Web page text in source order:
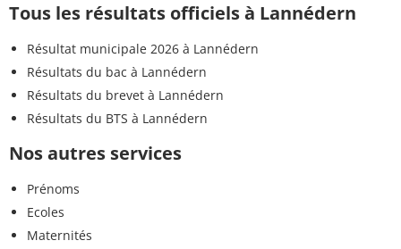
Tous les résultats officiels à Lannédern
Résultat municipale 2026 à Lannédern
Résultats du bac à Lannédern
Résultats du brevet à Lannédern
Résultats du BTS à Lannédern
Nos autres services
Prénoms
Ecoles
Maternités